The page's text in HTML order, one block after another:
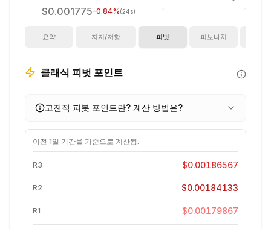
$0.001775-0.84%(24s)
요약 지지/저항 피벗 피보나치
클래식 피벗 포인트
고전적 피봇 포인트란? 계산 방법은?
이전 1일 기간을 기준으로 계산됨.
R3 $0.00186567
R2 $0.00184133
R1 $0.00179867